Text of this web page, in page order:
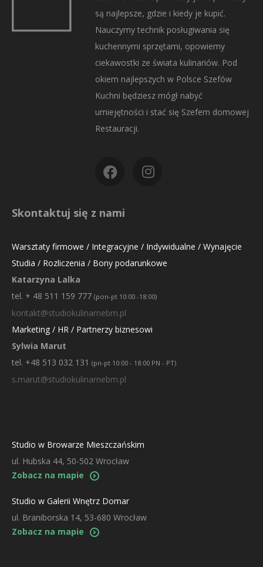
są najlepsze, gdzie i kiedy je kupić.
Nauczymy technik posługiwania się
kuchennymi sprzętami, opowiemy
ciekawostki ze świata kulinariów. Pod
okiem najlepszych w Polsce Szefów
Kuchni będziesz mógł nabyć
umiejętności i stać się Szefem domowej
Restauracji.
Skontaktuj się z nami
Warsztaty firmowe / Integracyjne / Indywidualne / Wynajęcie
Studia / Rozliczenia / Bony podarunkowe
Katarzyna Lalka
tel. + 48 511 159 777 (pon-pt 10:00 -18:00)
kontakt@studiokulinarnebm.pl
Marketing / HR / Partnerzy biznesowi
Sylwia Marut
tel. +48 513 032 131 (pn-pt 10:00 - 18:00 PN - PT)
s.marut@studiokulinarnebm.pl
Studio w Browarze Mieszczańskim
ul. Hubska 44, 50-502 Wrocław
Zobacz na mapie
Studio w Galerii Wnętrz Domar
ul. Braniborska 14, 53-680 Wrocław
Zobacz na mapie